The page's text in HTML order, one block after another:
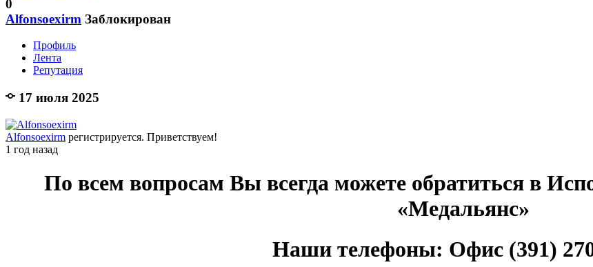
0
Alfonsoexirm Заблокирован
Профиль
Лента
Репутация
17 июля 2025
Alfonsoexirm регистрируется. Приветствуем!
1 год назад
По всем вопросам Вы всегда можете обратиться в
«Медальянс»
Наши телефоны: Офис (391)